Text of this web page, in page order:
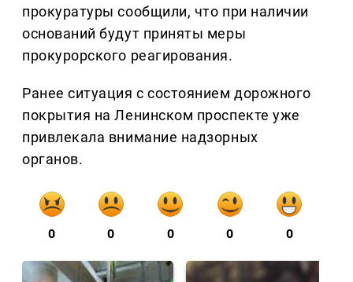
прокуратуры сообщили, что при наличии
оснований будут приняты меры
прокурорского реагирования.
Ранее ситуация с состоянием дорожного
покрытия на Ленинском проспекте уже
привлекала внимание надзорных
органов.
0 0 0 0 0